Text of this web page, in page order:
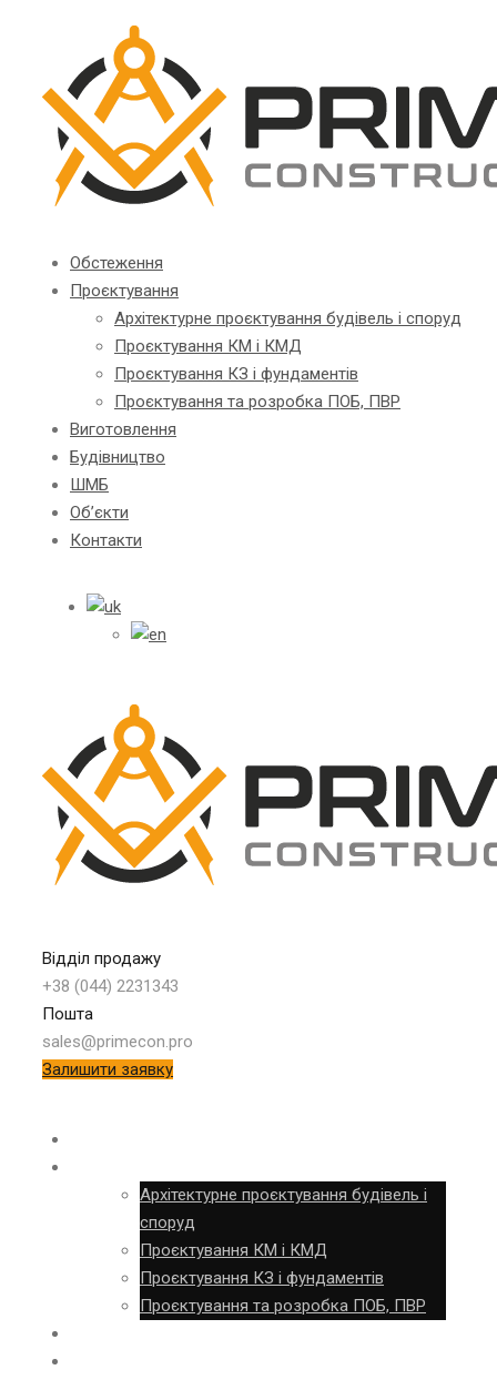
Обстеження
Проєктування
Архітектурне проєктування будівель і споруд
Проєктування КМ і КМД
Проєктування КЗ і фундаментів
Проєктування та розробка ПОБ, ПВР
Виготовлення
Будівництво
ШМБ
Об’єкти
Контакти
Відділ продажу
+38 (044) 2231343
Пошта
sales@primecon.pro
Залишити заявку
Архітектурне проєктування будівель і
споруд
Проєктування КМ і КМД
Проєктування КЗ і фундаментів
Проєктування та розробка ПОБ, ПВР